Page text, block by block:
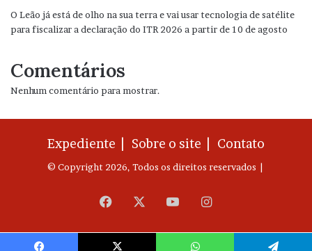
O Leão já está de olho na sua terra e vai usar tecnologia de satélite
para fiscalizar a declaração do ITR 2026 a partir de 10 de agosto
Comentários
Nenhum comentário para mostrar.
Expediente | Sobre o site | Contato
© Copyright 2026, Todos os direitos reservados |
Facebook YouTubeInstagram